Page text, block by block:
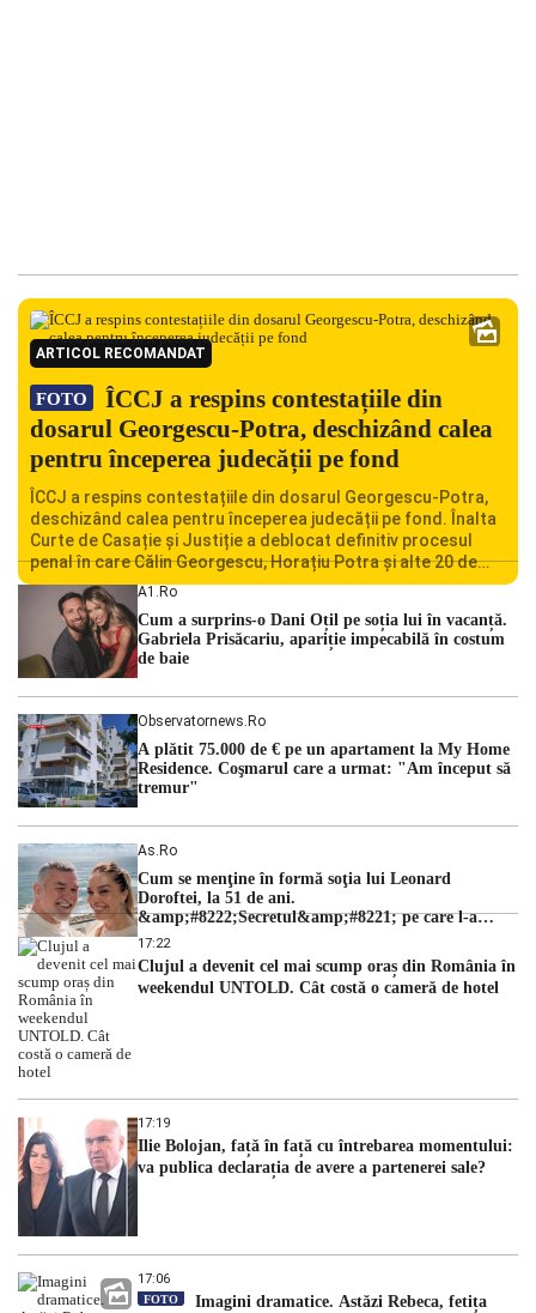
ARTICOL RECOMANDAT
FOTO
ÎCCJ a respins contestațiile din
dosarul Georgescu-Potra, deschizând calea
pentru începerea judecății pe fond
ÎCCJ a respins contestațiile din dosarul Georgescu-Potra,
deschizând calea pentru începerea judecății pe fond. Înalta
Curte de Casație și Justiție a deblocat definitiv procesul
penal în care Călin Georgescu, Horațiu Potra și alte 20 de
persoane sunt acuzați de acțiuni îndreptate împotriva
ordinii constituționale. În ședința din camera preliminară,
judecătorii de la instanța supremă au […]
A1.ro
Cum a surprins-o Dani Oțil pe soția lui în vacanță.
Gabriela Prisăcariu, apariție impecabilă în costum
de baie
Observatornews.ro
A plătit 75.000 de € pe un apartament la My Home
Residence. Coşmarul care a urmat: "Am început să
tremur"
As.ro
Cum se menţine în formă soţia lui Leonard
Doroftei, la 51 de ani.
&amp;#8222;Secretul&amp;#8221; pe care l-a
dezvăluit
17:22
Clujul a devenit cel mai scump oraș din România în
weekendul UNTOLD. Cât costă o cameră de hotel
17:19
Ilie Bolojan, față în față cu întrebarea momentului:
va publica declarația de avere a partenerei sale?
17:06
FOTO
Imagini dramatice. Astăzi Rebeca, fetița